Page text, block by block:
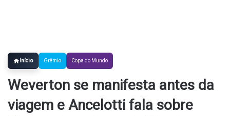
Início Grêmio Copa do Mundo
Weverton se manifesta antes da
viagem e Ancelotti fala sobre